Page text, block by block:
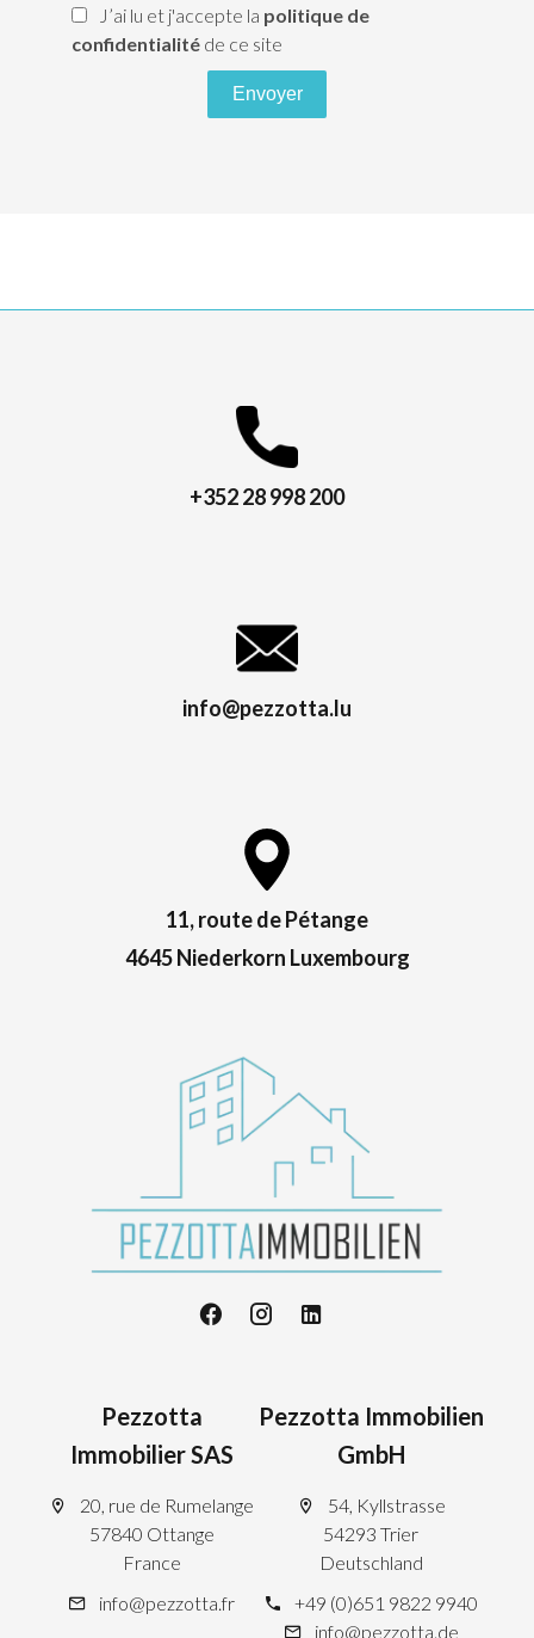
J’ai lu et j'accepte la politique de
confidentialité de ce site
Envoyer
+352 28 998 200
info@pezzotta.lu
11, route de Pétange
4645 Niederkorn Luxembourg
Pezzotta
Immobilier SAS
20, rue de Rumelange
57840 Ottange
France
info@pezzotta.fr
Pezzotta Immobilien
GmbH
54, Kyllstrasse
54293 Trier
Deutschland
+49 (0)651 9822 9940
info@pezzotta.de